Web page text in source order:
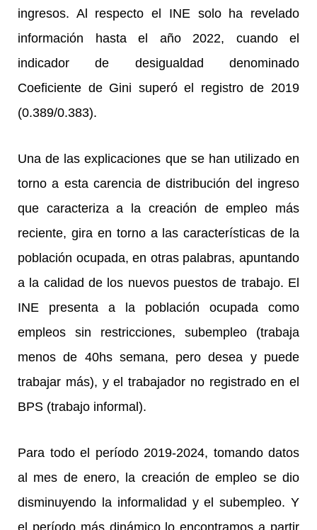
ingresos. Al respecto el INE solo ha revelado
información hasta el año 2022, cuando el
indicador de desigualdad denominado
Coeficiente de Gini superó el registro de 2019
(0.389/0.383).
Una de las explicaciones que se han utilizado en
torno a esta carencia de distribución del ingreso
que caracteriza a la creación de empleo más
reciente, gira en torno a las características de la
población ocupada, en otras palabras, apuntando
a la calidad de los nuevos puestos de trabajo. El
INE presenta a la población ocupada como
empleos sin restricciones, subempleo (trabaja
menos de 40hs semana, pero desea y puede
trabajar más), y el trabajador no registrado en el
BPS (trabajo informal).
Para todo el período 2019-2024, tomando datos
al mes de enero, la creación de empleo se dio
disminuyendo la informalidad y el subempleo. Y
el período más dinámico lo encontramos a partir